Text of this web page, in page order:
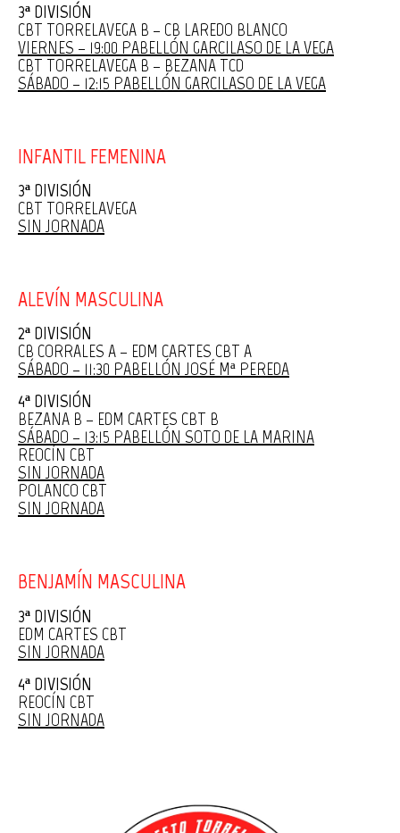
3ª DIVISIÓN
CBT TORRELAVEGA B – CB LAREDO BLANCO
VIERNES – 19:00 PABELLÓN GARCILASO DE LA VEGA
CBT TORRELAVEGA B – BEZANA TCD
SÁBADO – 12:15 PABELLÓN GARCILASO DE LA VEGA
INFANTIL FEMENINA
3ª DIVISIÓN
CBT TORRELAVEGA
SIN JORNADA
ALEVÍN MASCULINA
2ª DIVISIÓN
CB CORRALES A – EDM CARTES CBT A
SÁBADO – 11:30 PABELLÓN JOSÉ Mª PEREDA
4ª DIVISIÓN
BEZANA B – EDM CARTES CBT B
SÁBADO – 13:15 PABELLÓN SOTO DE LA MARINA
REOCÍN CBT
SIN JORNADA
POLANCO CBT
SIN JORNADA
BENJAMÍN MASCULINA
3ª DIVISIÓN
EDM CARTES CBT
SIN JORNADA
4ª DIVISIÓN
REOCÍN CBT
SIN JORNADA